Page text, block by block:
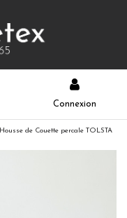
Connexion
Housse de Couette percale TOLSTA